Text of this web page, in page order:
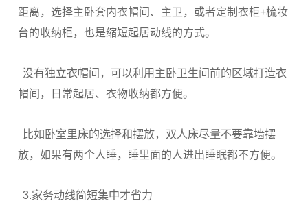
距离，选择主卧套内衣帽间、主卫，或者定制衣柜+梳妆
台的收纳柜，也是缩短起居动线的方式。
没有独立衣帽间，可以利用主卧卫生间前的区域打造衣
帽间，日常起居、衣物收纳都方便。
比如卧室里床的选择和摆放，双人床尽量不要靠墙摆
放，如果有两个人睡，睡里面的人进出睡眠都不方便。
3.家务动线简短集中才省力